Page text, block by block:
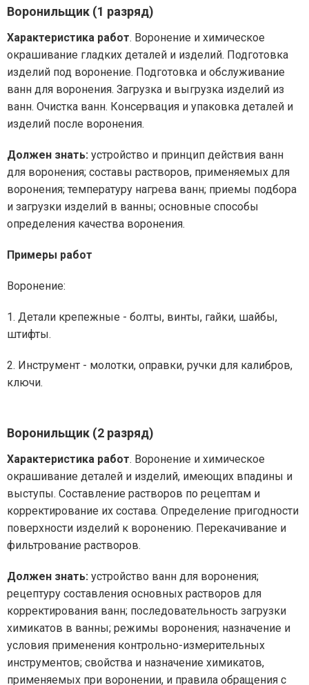
Воронильщик (1 разряд)
Характеристика работ. Воронение и химическое
окрашивание гладких деталей и изделий. Подготовка
изделий под воронение. Подготовка и обслуживание
ванн для воронения. Загрузка и выгрузка изделий из
ванн. Очистка ванн. Консервация и упаковка деталей и
изделий после воронения.
Должен знать: устройство и принцип действия ванн
для воронения; составы растворов, применяемых для
воронения; температуру нагрева ванн; приемы подбора
и загрузки изделий в ванны; основные способы
определения качества воронения.
Примеры работ
Воронение:
1. Детали крепежные - болты, винты, гайки, шайбы,
штифты.
2. Инструмент - молотки, оправки, ручки для калибров,
ключи.
Воронильщик (2 разряд)
Характеристика работ. Воронение и химическое
окрашивание деталей и изделий, имеющих впадины и
выступы. Составление растворов по рецептам и
корректирование их состава. Определение пригодности
поверхности изделий к воронению. Перекачивание и
фильтрование растворов.
Должен знать: устройство ванн для воронения;
рецептуру составления основных растворов для
корректирования ванн; последовательность загрузки
химикатов в ванны; режимы воронения; назначение и
условия применения контрольно-измерительных
инструментов; свойства и назначение химикатов,
применяемых при воронении, и правила обращения с